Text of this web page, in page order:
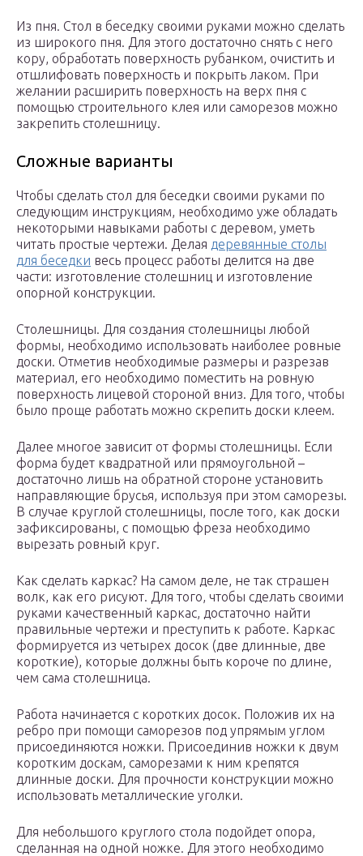
Из пня. Стол в беседку своими руками можно сделать
из широкого пня. Для этого достаточно снять с него
кору, обработать поверхность рубанком, очистить и
отшлифовать поверхность и покрыть лаком. При
желании расширить поверхность на верх пня с
помощью строительного клея или саморезов можно
закрепить столешницу.
Сложные варианты
Чтобы сделать стол для беседки своими руками по
следующим инструкциям, необходимо уже обладать
некоторыми навыками работы с деревом, уметь
читать простые чертежи. Делая деревянные столы
для беседки весь процесс работы делится на две
части: изготовление столешниц и изготовление
опорной конструкции.
Столешницы. Для создания столешницы любой
формы, необходимо использовать наиболее ровные
доски. Отметив необходимые размеры и разрезав
материал, его необходимо поместить на ровную
поверхность лицевой стороной вниз. Для того, чтобы
было проще работать можно скрепить доски клеем.
Далее многое зависит от формы столешницы. Если
форма будет квадратной или прямоугольной –
достаточно лишь на обратной стороне установить
направляющие брусья, используя при этом саморезы.
В случае круглой столешницы, после того, как доски
зафиксированы, с помощью фреза необходимо
вырезать ровный круг.
Как сделать каркас? На самом деле, не так страшен
волк, как его рисуют. Для того, чтобы сделать своими
руками качественный каркас, достаточно найти
правильные чертежи и преступить к работе. Каркас
формируется из четырех досок (две длинные, две
короткие), которые должны быть короче по длине,
чем сама столешница.
Работа начинается с коротких досок. Положив их на
ребро при помощи саморезов под упрямым углом
присоединяются ножки. Присоединив ножки к двум
коротким доскам, саморезами к ним крепятся
длинные доски. Для прочности конструкции можно
использовать металлические уголки.
Для небольшого круглого стола подойдет опора,
сделанная на одной ножке. Для этого необходимо